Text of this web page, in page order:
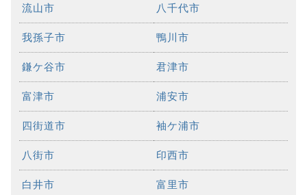
流山市 八千代市
我孫子市 鴨川市
鎌ケ谷市 君津市
富津市 浦安市
四街道市 袖ケ浦市
八街市 印西市
白井市 富里市